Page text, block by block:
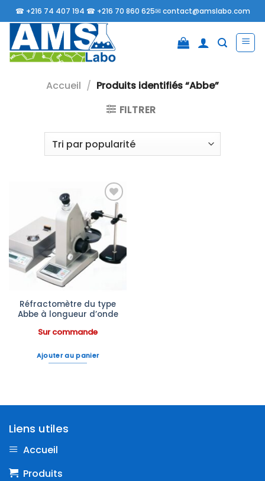
Passer
au
contenu
☎ +216 74 407 194 ☎ +216 70 860 625✉contact@amslabo.com
Accueil / Produits identifiés “Abbe”
FILTRER
Ajouter
à la liste
d’envies
Réfractomètre du type
Abbe à longueur d’onde
Sur commande
Ajouter au panier
Liens utiles
Accueil
Produits